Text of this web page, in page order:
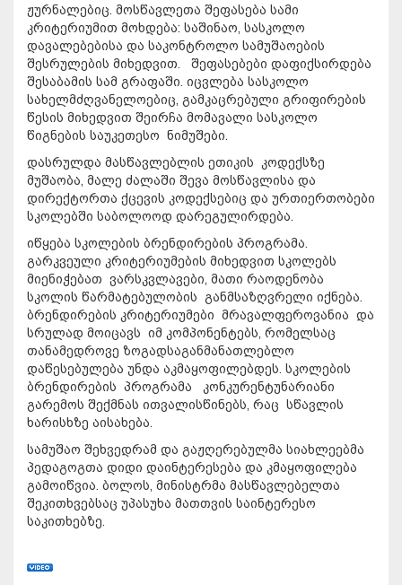
ჟურნალებიც. მოსწავლეთა შეფასება სამი
კრიტერიუმით მოხდება: საშინაო, სასკოლო
დავალებებისა და საკონტროლო სამუშაოების
შესრულების მიხედვით. შეფასებები დაფიქსირდება
შესაბამის სამ გრაფაში. იცვლება სასკოლო
სახელმძღვანელოებიც, გამკაცრებული გრიფირების
წესის მიხედვით შეირჩა მომავალი სასკოლო
წიგნების საუკეთესო ნიმუშები.
დასრულდა მასწავლებლის ეთიკის კოდექსზე
მუშაობა, მალე ძალაში შევა მოსწავლისა და
დირექტორთა ქცევის კოდექსებიც და ურთიერთობები
სკოლებში საბოლოოდ დარეგულირდება.
იწყება სკოლების ბრენდირების პროგრამა.
გარკვეული კრიტერიუმების მიხედვით სკოლებს
მიენიჭებათ ვარსკვლავები, მათი რაოდენობა
სკოლის წარმატებულობის განმსაზღვრელი იქნება.
ბრენდირების კრიტერიუმები მრავალფეროვანია და
სრულად მოიცავს იმ კომპონენტებს, რომელსაც
თანამედროვე ზოგადსაგანმანათლებლო
დაწესებულება უნდა აკმაყოფილებდეს. სკოლების
ბრენდირების პროგრამა კონკურენტუნარიანი
გარემოს შექმნას ითვალისწინებს, რაც სწავლის
ხარისხზე აისახება.
სამუშაო შეხვედრამ და გაჟღერებულმა სიახლეებმა
პედაგოგთა დიდი დაინტერესება და კმაყოფილება
გამოიწვია. ბოლოს, მინისტრმა მასწავლებელთა
შეკითხვებსაც უპასუხა მათთვის საინტერესო
საკითხებზე.